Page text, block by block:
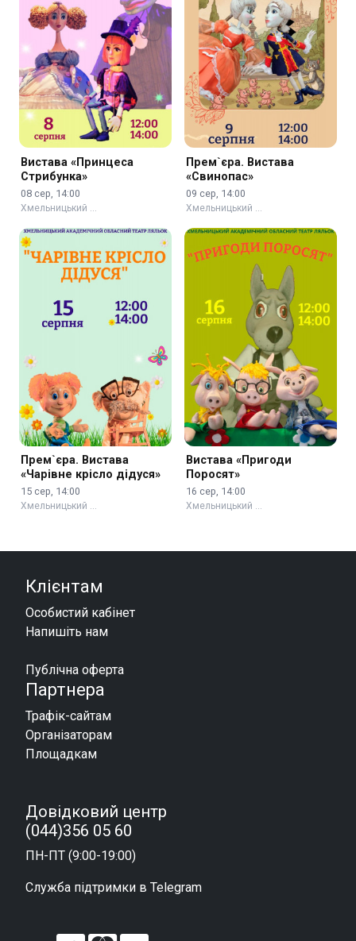
Вистава «Принцеса
Стрибунка»
08 сер, 14:00
Хмельницький …
Прем`єра. Вистава
«Свинопас»
09 сер, 14:00
Хмельницький …
Прем`єра. Вистава
«Чарівне крісло дідуся»
15 сер, 14:00
Хмельницький …
Вистава «Пригоди
Поросят»
16 сер, 14:00
Хмельницький …
Клієнтам
Особистий кабінет
Напишіть нам
Публічна оферта
Партнера
Трафік-сайтам
Організаторам
Площадкам
Довідковий центр
(044)356 05 60
ПН-ПТ (9:00-19:00)
Служба підтримки в Telegram